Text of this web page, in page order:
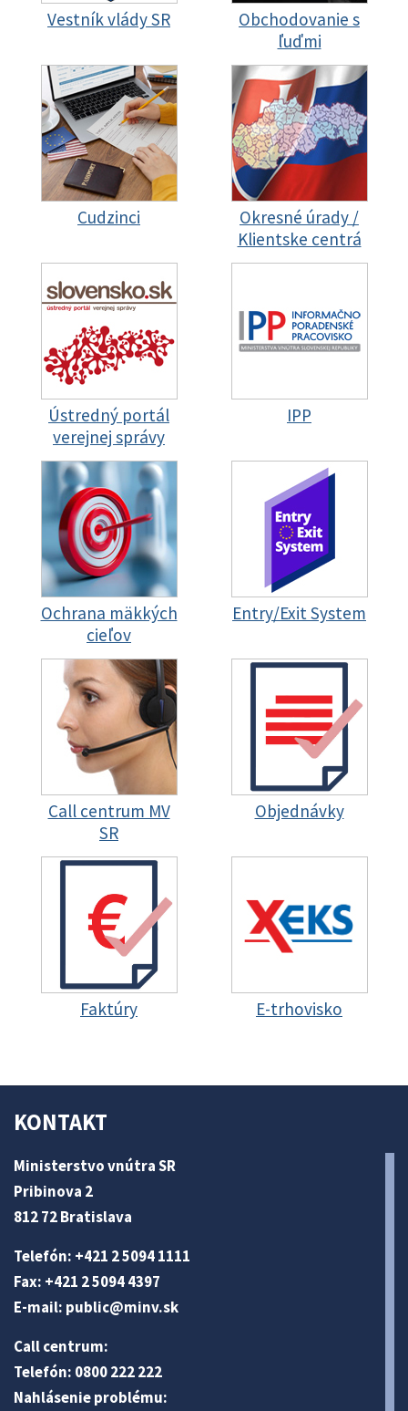
Vestník vlády SR
Obchodovanie s
ľuďmi
Cudzinci
Okresné úrady /
Klientske centrá
Ústredný portál
verejnej správy
IPP
Ochrana mäkkých
cieľov
Entry/Exit System
Call centrum MV
SR
Objednávky
Faktúry E-trhovisko
KONTAKT
Ministerstvo vnútra SR
Pribinova 2
812 72 Bratislava
Telefón: +421 2 5094 1111
Fax: +421 2 5094 4397
E-mail: public@minv.sk
Call centrum:
Telefón: 0800 222 222
Nahlásenie problému: